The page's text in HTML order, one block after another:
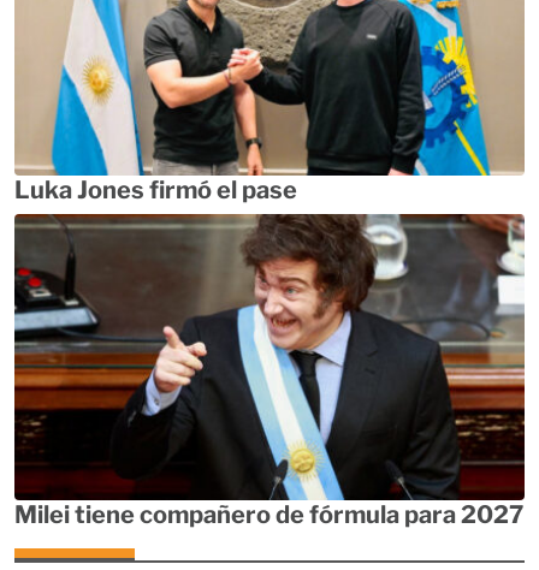
Luka Jones firmó el pase
Milei tiene compañero de fórmula para 2027